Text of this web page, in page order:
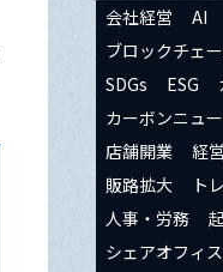
会社経営 AI
ブロックチェ
SDGs
ESG
カーボンニュ
店舗開業
経
販路拡大
ト
人事・労務
シェアオフィ